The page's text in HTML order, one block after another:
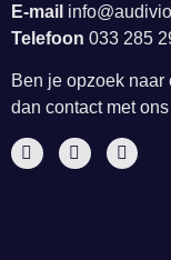
E-mail
Telefoon 033 285
Ben je opzoek
dan contact met